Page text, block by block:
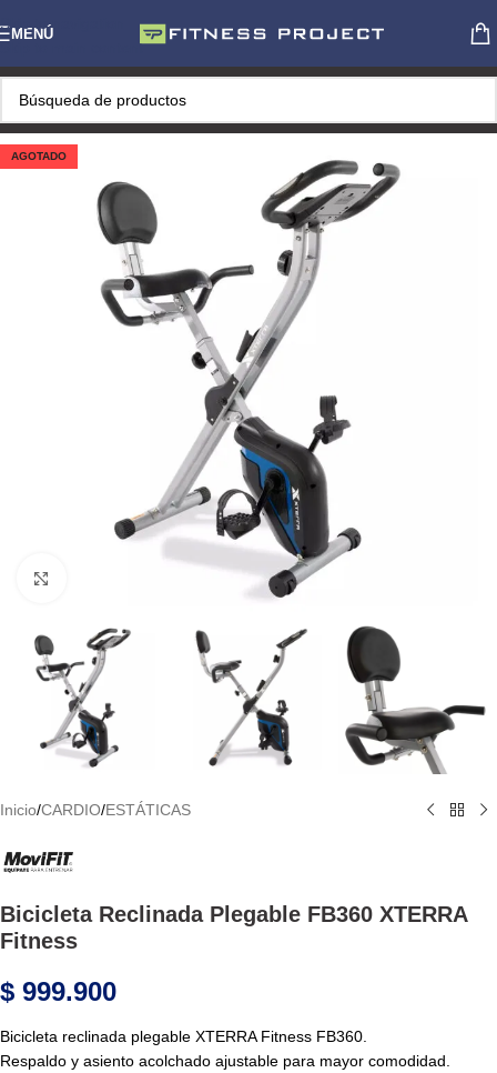
Skip to navigation
Skip to main content
MENÚ
AGOTADO
Inicio/CARDIO/ESTÁTICAS
Bicicleta Reclinada Plegable FB360 XTERRA
Fitness
$ 999.900
Bicicleta reclinada plegable XTERRA Fitness FB360.
Respaldo y asiento acolchado ajustable para mayor comodidad.